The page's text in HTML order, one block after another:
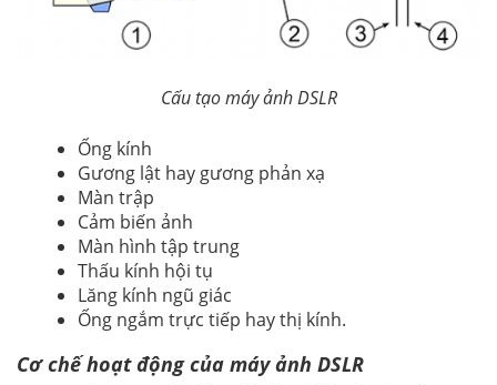
Cấu tạo máy ảnh DSLR
Ống kính
Gương lật hay gương phản xạ
Màn trập
Cảm biến ảnh
Màn hình tập trung
Thấu kính hội tụ
Lăng kính ngũ giác
Ống ngắm trực tiếp hay thị kính.
Cơ chế hoạt động của máy ảnh DSLR